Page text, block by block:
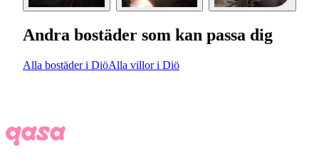
Andra bostäder som kan passa dig
Alla bostäder i DiöAlla villor i Diö